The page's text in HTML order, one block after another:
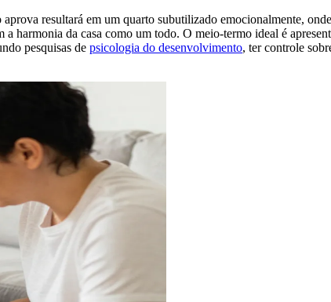
resultará em um quarto subutilizado emocionalmente,
harmonia da casa como um todo. O meio-termo ideal é
pesquisas de psicologia do desenvolvimento, ter controle